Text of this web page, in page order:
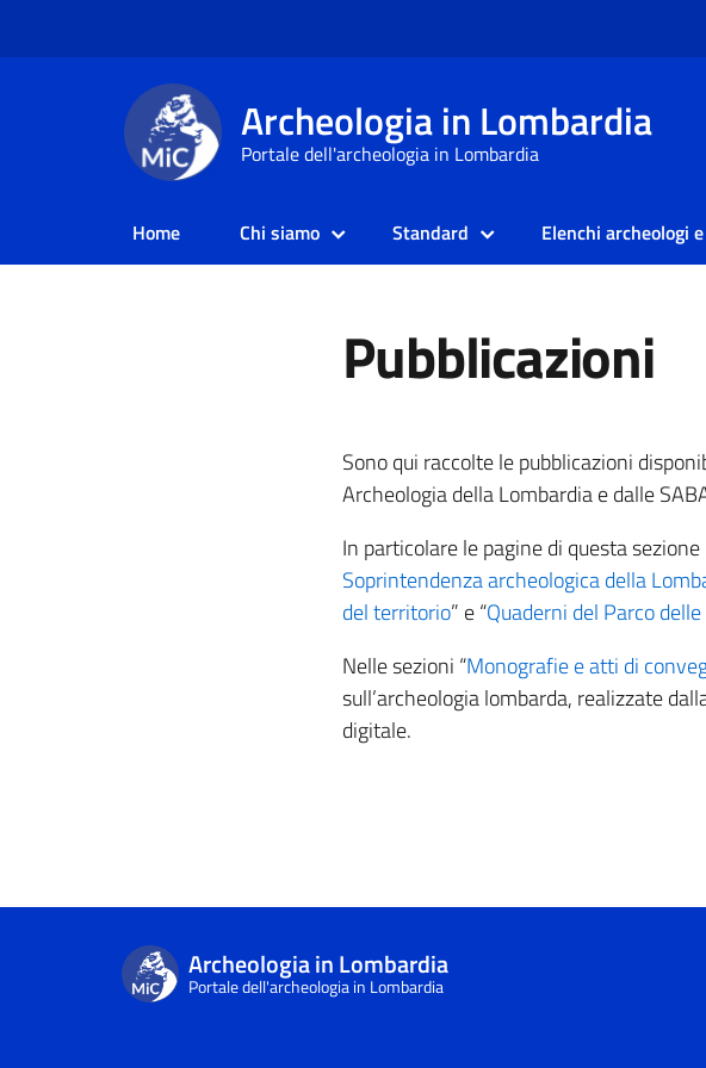
Archeologia in Lombardia
Portale dell'archeologia in Lombardia
Home Chi siamo Standard Elenchi archeologi
Pubblicazioni
Sono qui raccolte le pubblicazioni
Archeologia della Lombardia e dalle
In particolare le pagine di questa
Soprintendenza archeologica della
del territorio” e “Quaderni del Parco
Nelle sezioni “Monografie e atti di
sull’archeologia lombarda, realizzate
digitale.
Archeologia in Lombardia
Portale dell'archeologia in Lombardia